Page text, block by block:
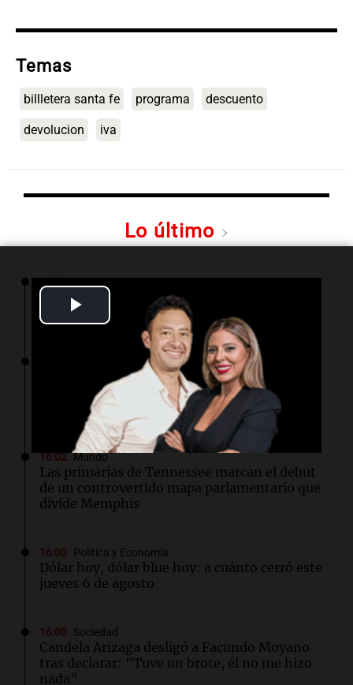
Video
Temas
billletera santa fe programa descuento
devolucion iva
Lo último
16:19 Boca Juniors
Boca confirmó cuándo llegará al país el
ecuatoriano Enner Valencia
Crisis sanitaria en Cisjordania: las políticas
israelíes afectan gravemente el acceso a la
16:02 Mundo
Las primarias de Tennessee marcan el debut
de un controvertido mapa parlamentario que
divide Memphis
16:00 Política y Economía
Dólar hoy, dólar blue hoy: a cuánto cerró este
jueves 6 de agosto
16:00 Sociedad
Candela Arizaga desligó a Facundo Moyano
tras declarar: "Tuve un brote, él no me hizo
nada"